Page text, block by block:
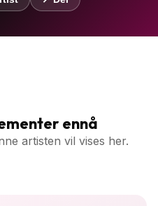
ennå
artisten vil vises her.